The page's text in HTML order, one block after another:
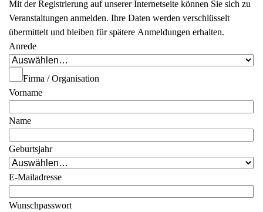
Mit der Registrierung auf unserer Internetseite können Sie sich zu
Veranstaltungen anmelden. Ihre Daten werden verschlüsselt
übermittelt und bleiben für spätere Anmeldungen erhalten.
Anrede
Firma / Organisation
Vorname
Name
Geburtsjahr
E-Mailadresse
Wunschpasswort